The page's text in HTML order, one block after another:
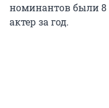
номинантов были 8
актер за год.